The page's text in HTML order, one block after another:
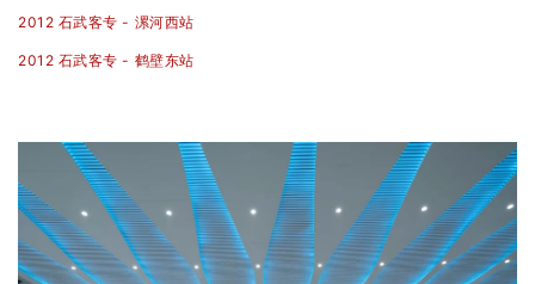
2012 石武客专 - 漯河西站
2012 石武客专 - 鹤壁东站